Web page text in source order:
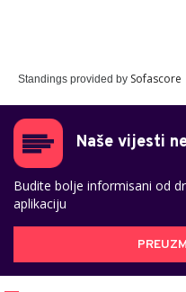
Standings provided by Sofascore
Naše vijesti
Budite bolje informisani od
aplikaciju